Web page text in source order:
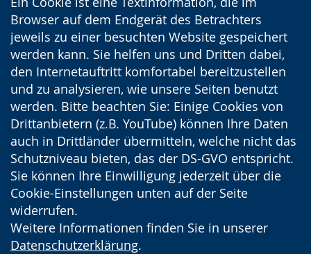
Browser auf dem Endgerät des Betrachters
jeweils zu einer besuchten Website gespeichert
werden kann. Sie helfen uns und Dritten dabei,
den Internetauftritt komfortabel bereitzustellen
und zu analysieren, wie unsere Seiten benutzt
werden. Bitte beachten Sie: Einige Cookies von
Drittanbietern (z.B. YouTube) können Ihre Daten
auch in Drittländer übermitteln, welche nicht das
Schutzniveau bieten, das der DS-GVO entspricht.
Sie können Ihre Einwilligung jederzeit über die
Cookie-Einstellungen unten auf der Seite
widerrufen.
Weitere Informationen finden Sie in unserer
Datenschutzerklärung.